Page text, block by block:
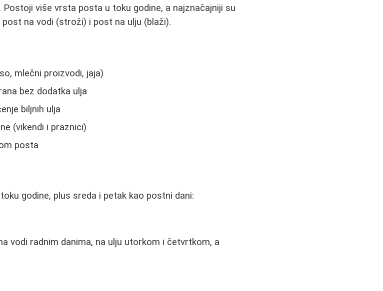
više vrsta posta u toku godine, a najznačajniji su
na vodi (stroži) i post na ulju (blaži).
mlečni proizvodi, jaja)
bez dodatka ulja
biljnih ulja
(vikendi i praznici)
posta
godine, plus sreda i petak kao postni dani:
vodi radnim danima, na ulju utorkom i četvrtkom, a